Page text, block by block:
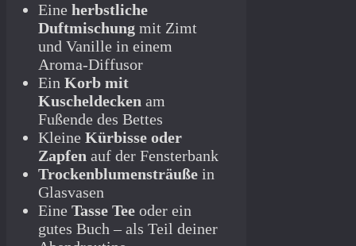
Eine herbstliche
Duftmischung mit Zimt
und Vanille in einem
Aroma-Diffusor
Ein Korb mit
Kuscheldecken am
Fußende des Bettes
Kleine Kürbisse oder
Zapfen auf der Fensterbank
Trockenblumensträuße in
Glasvasen
Eine Tasse Tee oder ein
gutes Buch – als Teil deiner